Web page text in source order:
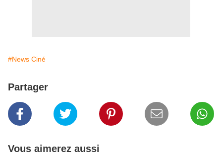
#News Ciné
Partager
Vous aimerez aussi